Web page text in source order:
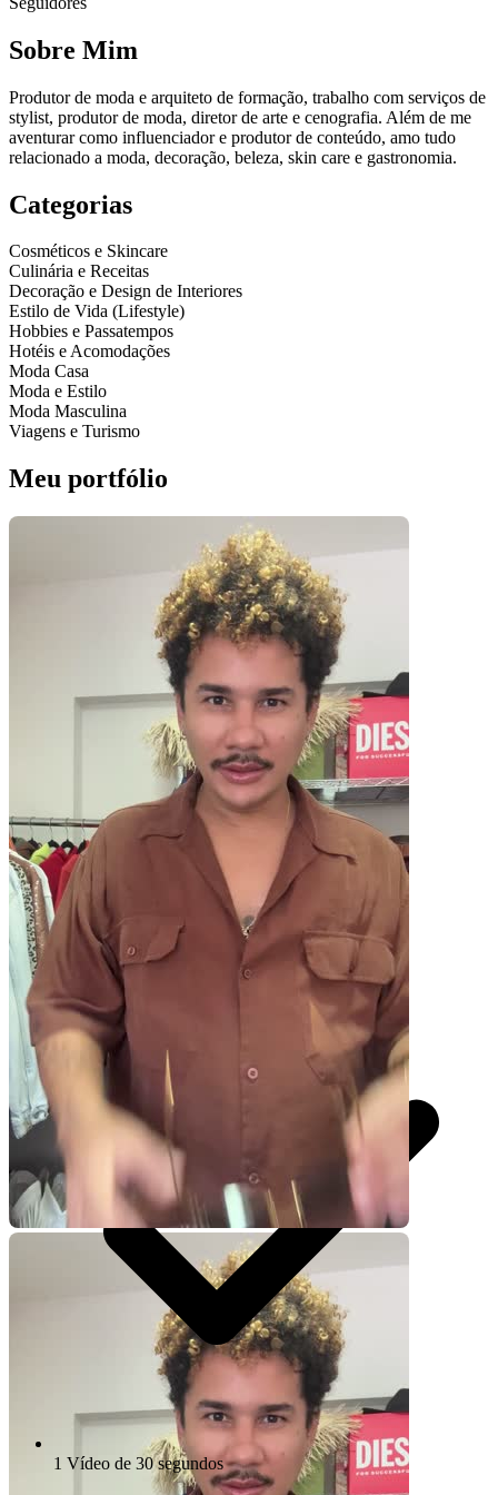
Sobre Mim
Produtor de moda e arquiteto de formação, trabalho com serviços de
stylist, produtor de moda, diretor de arte e cenografia. Além de me
aventurar como influenciador e produtor de conteúdo, amo tudo
relacionado a moda, decoração, beleza, skin care e gastronomia.
Categorias
Cosméticos e Skincare
Culinária e Receitas
Decoração e Design de Interiores
Estilo de Vida (Lifestyle)
Hobbies e Passatempos
Hotéis e Acomodações
Moda Casa
Moda e Estilo
Moda Masculina
Viagens e Turismo
Meu portfólio
Pacotes UGC
Você recebe o arquivo para usar em qualquer canal.
30 segundos
R$
247
por pedido
1 Vídeo de 30 segundos